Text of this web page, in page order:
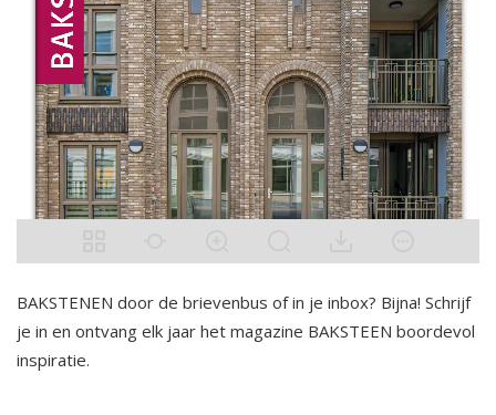
BAKSTENEN door de brievenbus of in je inbox? Bijna! Schrijf
je in en ontvang elk jaar het magazine BAKSTEEN boordevol
inspiratie.